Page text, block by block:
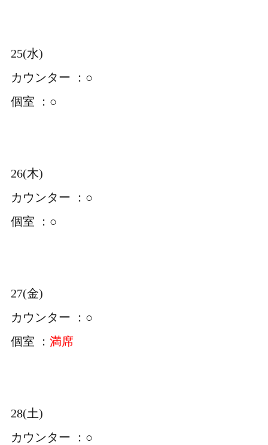
25(水)
カウンター ：○
個室 ：○
26(木)
カウンター ：○
個室 ：○
27(金)
カウンター ：○
個室 ： 満席
28(土)
カウンター ：○